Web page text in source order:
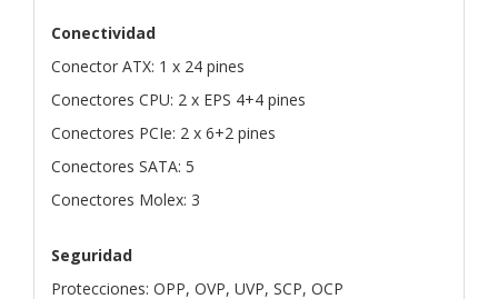
Conectividad
Conector ATX: 1 x 24 pines
Conectores CPU: 2 x EPS 4+4 pines
Conectores PCIe: 2 x 6+2 pines
Conectores SATA: 5
Conectores Molex: 3
Seguridad
Protecciones: OPP, OVP, UVP, SCP, OCP